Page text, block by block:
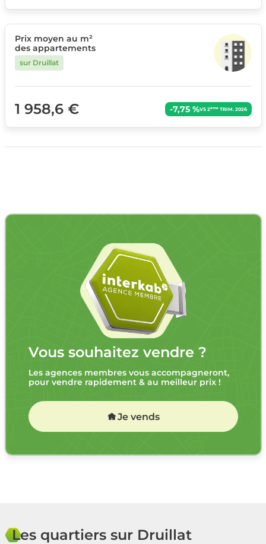
Prix moyen au m²
des appartements
sur Druillat
1 958,6 € -7,75 %VS 2èmeTRIM. 2026
Vous souhaitez vendre ?
Les agences membres vous accompagneront,
pour vendre rapidement & au meilleur prix !
Je vends
Les quartiers sur Druillat